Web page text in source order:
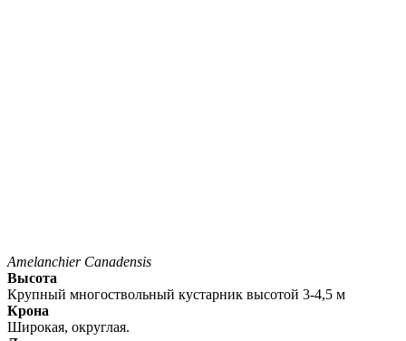
Amelanchier Canadensis
Высота
Крупный многоствольный кустарник высотой 3-4,5 м
Крона
Широкая, округлая.